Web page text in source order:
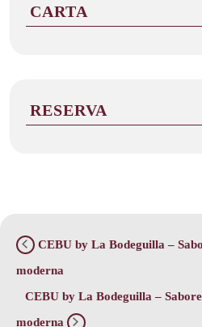
CARTA
RESERVA
CEBU by La Bodeguilla –
moderna
CEBU by La Bodeguilla –
moderna